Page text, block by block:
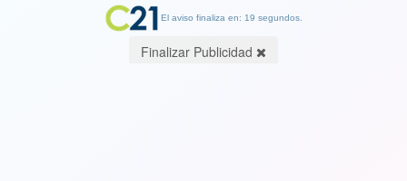
El aviso finaliza en: 19 segundos.
Finalizar Publicidad